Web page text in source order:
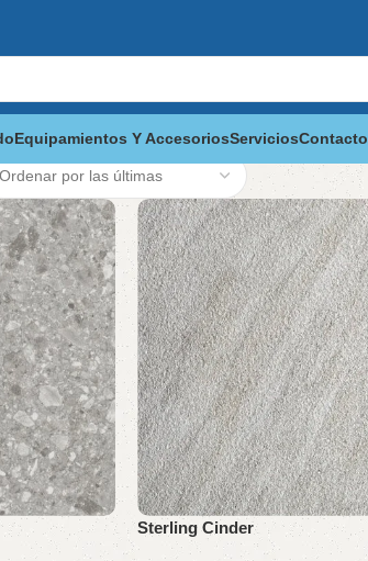
Equipamientos Y AccesoriosServiciosContacto
Sterling Cinder